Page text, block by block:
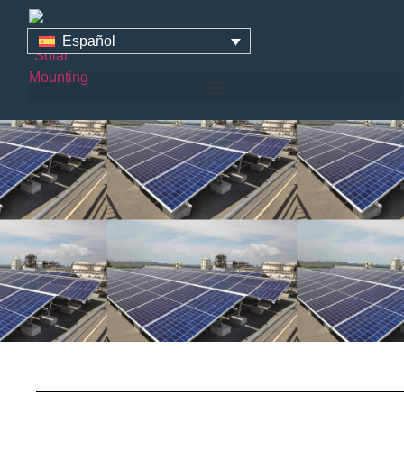
Español
Abrazaderas Borde-Medio
Para Paneles Solares